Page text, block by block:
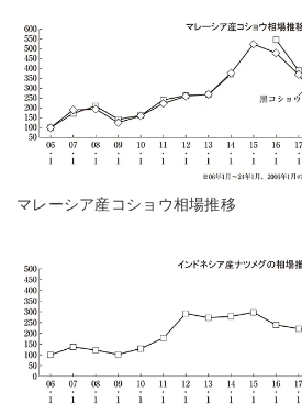
マレーシア産コショウ相場推移